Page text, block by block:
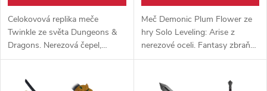
Celokovová replika meče
Twinkle ze světa Dungeons &
Dragons. Nerezová čepel,
zdobená rukojeť a dřevěná
Ideální pro cosplay i výstavní
Meč Demonic Plum Flower ze
hry Solo Leveling: Arise z
nerezové oceli. Fantasy zbraň
se stojánkem pro sběratele,
nadšence